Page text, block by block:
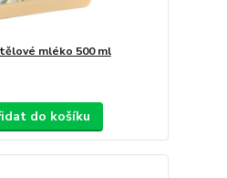
mléko 500 ml
do košíku